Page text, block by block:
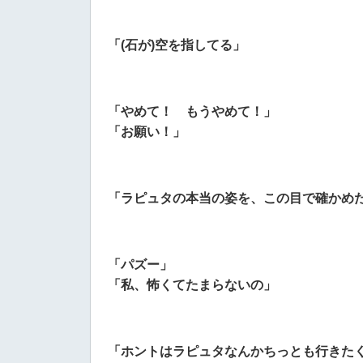
「(石が)空を指してる」
「やめて！ もうやめて！」
「お願い！」
「ラピュタの本当の姿を、この目で確かめ
「パズー」
「私、怖くてたまらないの」
「ホントはラピュタなんかちっとも行きた